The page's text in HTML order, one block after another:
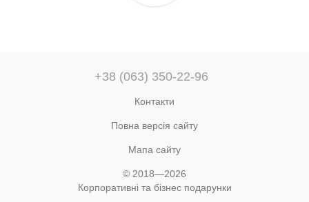
+38 (063) 350-22-96
Контакти
Повна версія сайту
Мапа сайту
© 2018—2026
Корпоративні та бізнес подарунки